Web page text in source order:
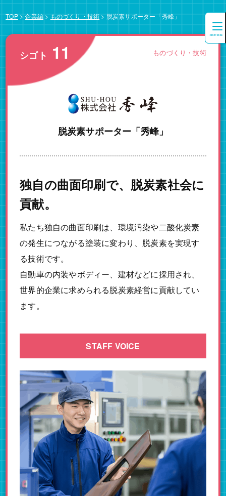
TOP>企業編>ものづくり・技術>脱炭素サポーター「秀峰」
シゴト 11 ものづくり・技術
脱炭素サポーター「秀峰」
独自の曲面印刷で、脱炭素社会に
貢献。
私たち独自の曲面印刷は、環境汚染や二酸化炭素
の発生につながる塗装に変わり、脱炭素を実現す
る技術です。
自動車の内装やボディー、建材などに採用され、
世界的企業に求められる脱炭素経営に貢献してい
ます。
STAFF VOICE